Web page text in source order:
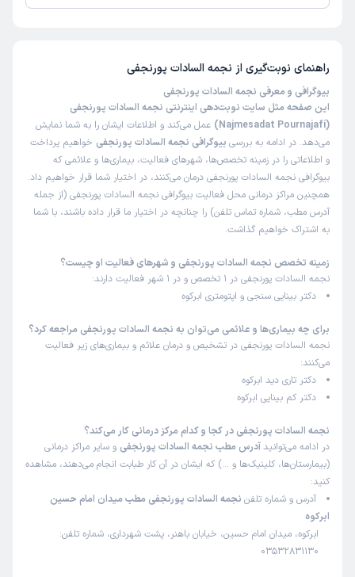
راهنمای نوبت‌گیری از نجمه السادات پورنجفی
بیوگرافی و معرفی نجمه السادات پورنجفی
این صفحه مثل سایت نوبت‌دهی اینترنتی نجمه السادات پورنجفی
(Najmesadat Pournajafi)
عمل می‌کند و اطلاعات ایشان را به شما نمایش
می‌دهد. در ادامه به بررسی بیوگرافی نجمه السادات پورنجفی خواهیم پرداخت
و اطلاعاتی را در زمینه تخصص‌ها، شهرهای فعالیت، بیماری‌ها و علائمی که
بیوگرافی نجمه السادات پورنجفی درمان می‌کنند، در اختیار شما قرار خواهیم داد.
همچنین مراکز درمانی محل فعالیت بیوگرافی نجمه السادات پورنجفی (از جمله
آدرس مطب، شماره تماس تلفن) را چنانچه در اختیار ما قرار داده باشند، با شما
به اشتراک خواهیم گذاشت.
زمینه تخصص نجمه السادات پورنجفی و شهرهای فعالیت او چیست؟
نجمه السادات پورنجفی در 1 تخصص و در 1 شهر فعالیت دارند:
دکتر بینایی سنجی و اپتومتری ابرکوه
برای چه بیماری‌ها و علائمی می‌توان به نجمه السادات پورنجفی مراجعه کرد؟
نجمه السادات پورنجفی در تشخیص و درمان علائم و بیماری‌های زیر فعالیت
می‌کنند:
دکتر تاری دید ابرکوه
دکتر کم بینایی ابرکوه
نجمه السادات پورنجفی در کجا و کدام مرکز درمانی کار می‌کند؟
در ادامه می‌توانید آدرس مطب نجمه السادات پورنجفی و سایر مراکز درمانی
(بیمارستان‌ها، کلینیک‌ها و …) که ایشان در آن کار طبابت انجام می‌دهند، مشاهده
کنید:
آدرس و شماره تلفن نجمه السادات پورنجفی مطب میدان امام حسین
ابرکوه
ابرکوه، میدان امام حسین، خیابان باهنر، پشت شهرداری، شماره تلفن:
03532831130